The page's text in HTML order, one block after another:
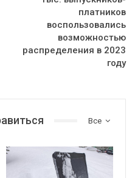
платников
воспользовались
возможностью
распределения в 2023
году
Все